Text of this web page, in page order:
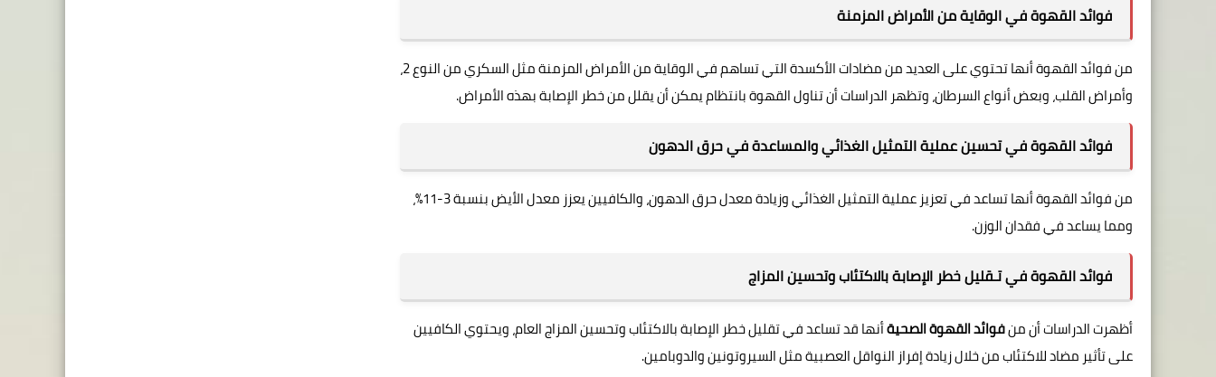
فوائد القهوة في الوقاية من الأمراض المزمنة
من فوائد القهوة
أنها تحتوي على العديد من مضادات الأكسدة التي تساهم في الوقاية من الأمراض المزمنة مثل السكري من النوع 2،
وأمراض القلب، وبعض أنواع السرطان، وتظهر الدراسات أن تناول القهوة بانتظام يمكن أن يقلل من خطر الإصابة بهذه الأمراض.
فوائد القهوة في تحسين عملية التمثيل الغذائي والمساعدة في حرق الدهون
من فوائد القهوة
أنها تساعد في تعزيز عملية التمثيل الغذائي وزيادة معدل حرق الدهون، والكافيين يعزز معدل الأيض بنسبة 3-11%،
ومما يساعد في فقدان الوزن.
فوائد القهوة في تـقليل خطر الإصابة بالاكتئاب وتحسين المزاج
أظهرت الدراسات أن منفوائد القهوةالصحيةأنها قد تساعد في تقليل خطر الإصابة بالاكتئاب وتحسين المزاج العام، ويحتوي الكافيين
على تأثير مضاد للاكتئاب من خلال زيادة إفراز النواقل العصبية مثل السيروتونين والدوبامين.